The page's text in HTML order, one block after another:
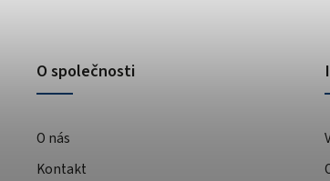
O společnosti
O nás
Kontakt